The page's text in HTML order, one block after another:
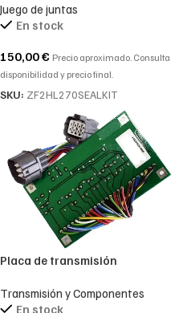
Juego de juntas
En stock
150,00€ Precio aproximado. Consulta
disponibilidad y precio final.
SKU: ZF2HL270SEALKIT
Placa de transmisión
102S – 018/52300-01852300
Transmisión y Componentes
En stock